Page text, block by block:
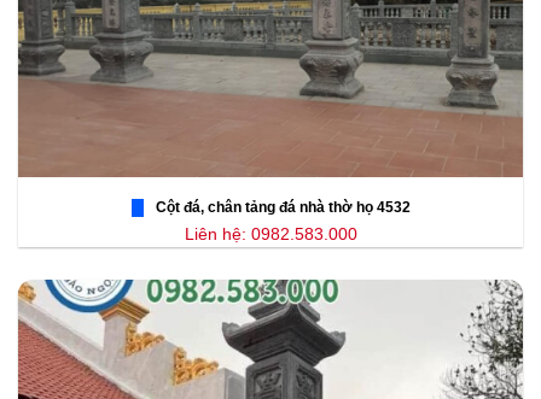
Cột đá, chân tảng đá nhà thờ họ 4532
Liên hệ: 0982.583.000